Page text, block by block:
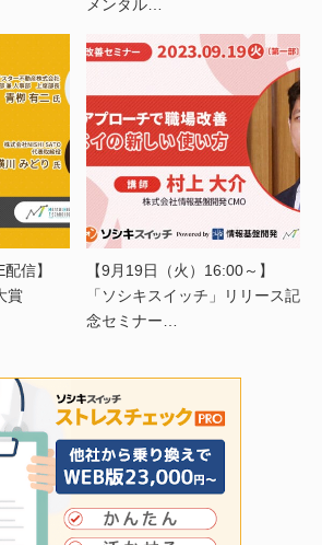
メンタル…
信】
賞
【9月19日（火）16:00～】
「ソシキスイッチ」リリース記
念セミナー…